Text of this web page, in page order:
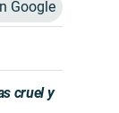
Google
cruel y